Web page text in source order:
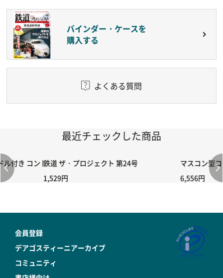
バインダー・ケースを
購入する
よくある質問
最近チェックした商品
付き コントローラー＆ポイント切り替えスイッチRC-02/C002 /
鉄道 ザ・プロジェクト 第24号
1,529円
マスコン型
6,556円
会員登録
デアゴスティーニアーカイブ
コミュニティ